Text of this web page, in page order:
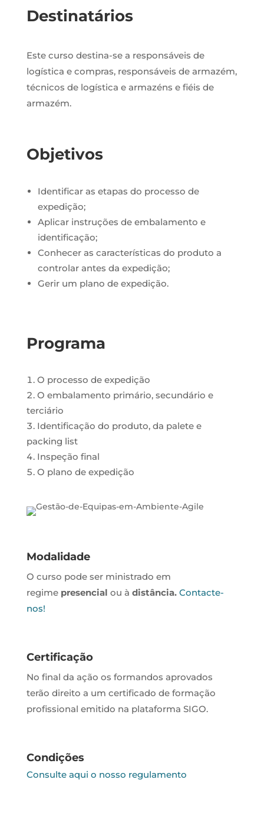
Destinatários
Este curso destina-se a responsáveis de
logística e compras, responsáveis de armazém,
técnicos de logística e armazéns e fiéis de
armazém.
Objetivos
Identificar as etapas do processo de
expedição;
Aplicar instruções de embalamento e
identificação;
Conhecer as características do produto a
controlar antes da expedição;
Gerir um plano de expedição.
Programa
O processo de expedição
O embalamento primário, secundário e
terciário
Identificação do produto, da palete e
packing list
Inspeção final
O plano de expedição
Modalidade
O curso pode ser ministrado em
regime presencial ou à distância. Contacte-
nos!
Certificação
No final da ação os formandos aprovados
terão direito a um certificado de formação
profissional emitido na plataforma SIGO.
Condições
Consulte aqui o nosso regulamento